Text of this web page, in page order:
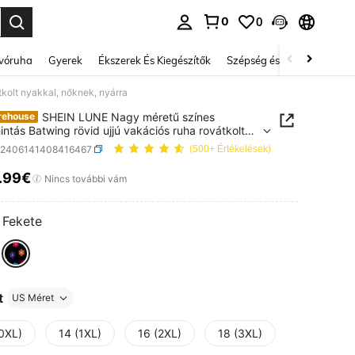
0 0
Gyerek Ékszerek És Kiegészítők Szépség és egészség
nyakkal, nőknek, nyárra
SHEIN LUNE Nagy méretű színes
Batwing rövid ujjú vakációs ruha rovátkolt
nőknek, nyárra
(500+ Értékelések)
AND AVAILABILITY
.99€ Nincs további vám
Fekete
US Méret
14 (1XL) 16 (2XL) 18 (3XL)